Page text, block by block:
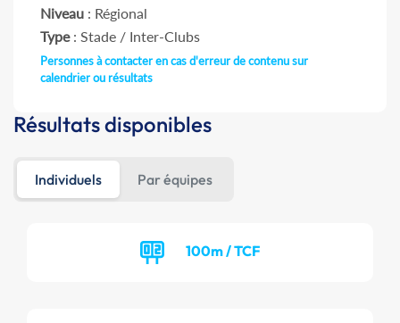
Niveau : Régional
Type: Stade / Inter-Clubs
Personnes à contacter en cas d'erreur de contenu sur
calendrier ou résultats
Résultats disponibles
Individuels Par équipes
100m / TCF